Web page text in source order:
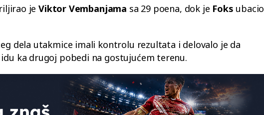
jeViktor Vembanjama sa 29 poena, dok je Foks ubacio
dela utakmice imali kontrolu rezultata i delovalo je da
ka drugoj pobedi na gostujućem terenu.